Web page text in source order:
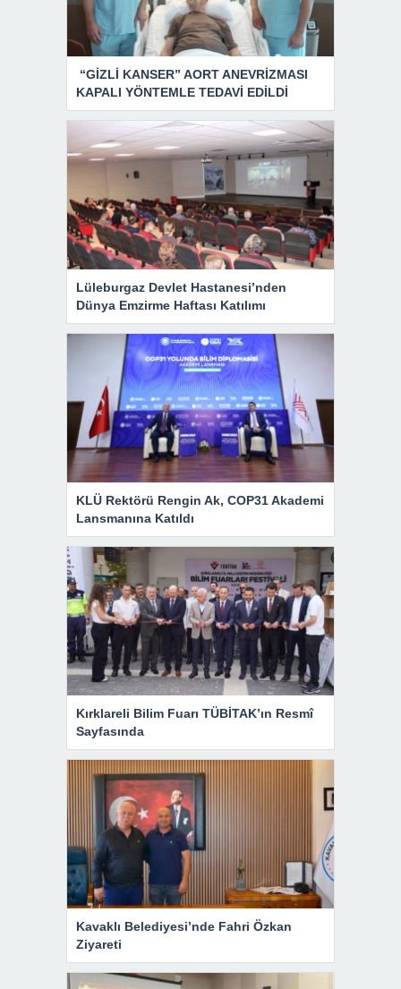
“GİZLİ KANSER” AORT ANEVRİZMASI
KAPALI YÖNTEMLE TEDAVİ EDİLDİ
Lüleburgaz Devlet Hastanesi’nden
Dünya Emzirme Haftası Katılımı
KLÜ Rektörü Rengin Ak, COP31 Akademi
Lansmanına Katıldı
Kırklareli Bilim Fuarı TÜBİTAK’ın Resmî
Sayfasında
Kavaklı Belediyesi’nde Fahri Özkan
Ziyareti